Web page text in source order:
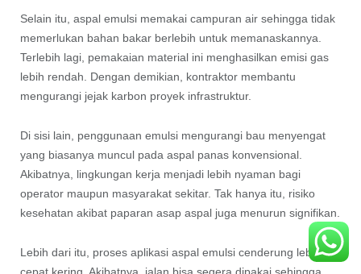
Selain itu, aspal emulsi memakai campuran air sehingga tidak
memerlukan bahan bakar berlebih untuk memanaskannya.
Terlebih lagi, pemakaian material ini menghasilkan emisi gas
lebih rendah. Dengan demikian, kontraktor membantu
mengurangi jejak karbon proyek infrastruktur.
Di sisi lain, penggunaan emulsi mengurangi bau menyengat
yang biasanya muncul pada aspal panas konvensional.
Akibatnya, lingkungan kerja menjadi lebih nyaman bagi
operator maupun masyarakat sekitar. Tak hanya itu, risiko
kesehatan akibat paparan asap aspal juga menurun signifikan.
Lebih dari itu, proses aplikasi aspal emulsi cenderung lebih
cepat kering. Akibatnya, jalan bisa segera dipakai sehingga